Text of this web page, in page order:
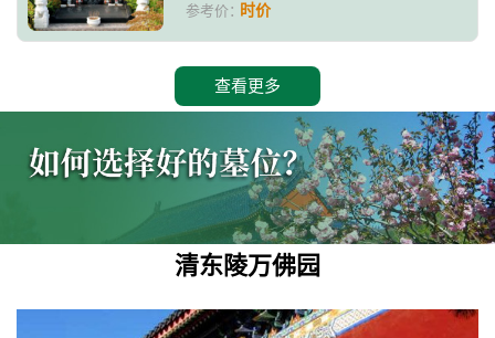
参考价：时价
查看更多
清东陵万佛园